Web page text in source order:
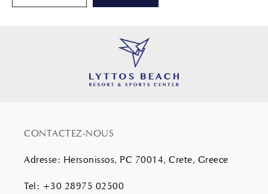
CONTACTEZ-NOUS
Adresse: Hersonissos, PC 70014, Crete, Greece
Tel: +30 28975 02500